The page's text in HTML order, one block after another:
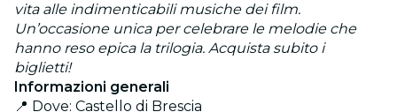
vita alle indimenticabili musiche dei film.
Un’occasione unica per celebrare le melodie che
hanno reso epica la trilogia. Acquista subito i
biglietti!
Informazioni generali
📍 Dove: Castello di Brescia